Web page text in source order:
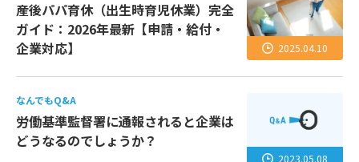
産後パパ育休（出生時育児休業）完全
ガイド：2026年最新【申請・給付・
企業対応】
2025.04.10
なんでもQ&A
労働基準監督署に通報されると企業は
どうなるのでしょうか？
2023.05.08